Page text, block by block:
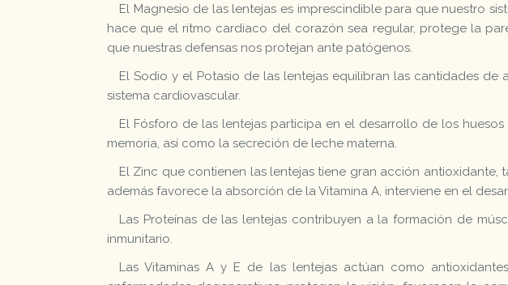
El Magnesio de las lentejas es imprescindible para que nuestro
hace que el ritmo cardiaco del corazón sea regular, protege la
que nuestras defensas nos protejan ante patógenos.
El Sodio y el Potasio de las lentejas equilibran las cantidades
sistema cardiovascular.
El Fósforo de las lentejas participa en el desarrollo de los
memoria, así como la secreción de leche materna.
El Zinc que contienen las lentejas tiene gran acción
además favorece la absorción de la Vitamina A, interviene en el
Las Proteínas de las lentejas contribuyen a la formación de
inmunitario.
Las Vitaminas A y E de las lentejas actúan como